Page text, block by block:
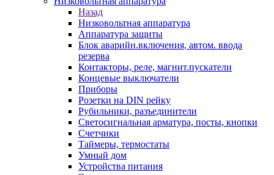
Назад
Низковольтная аппаратура
Аппаратура защиты
Блок аварийн.включения, автом. ввода
резерва
Контакторы, реле, магнит.пускатели
Концевые выключатели
Приборы
Розетки на DIN рейку
Рубильники, разъединители
Светосигнальная арматура, посты, кнопки
Счетчики
Таймеры, термостаты
Умный дом
Устройства питания